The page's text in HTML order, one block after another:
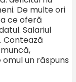
De multe ori
ce oferă
Salariul
Contează
un răspuns